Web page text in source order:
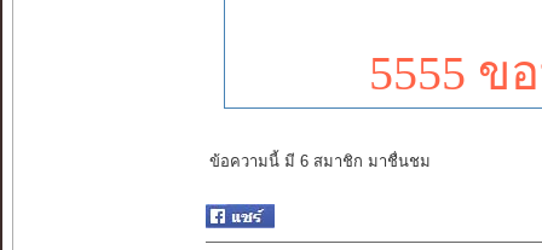
5555 ข
ข้อความนี้ มี 6 สมาชิก มาชื่นชม